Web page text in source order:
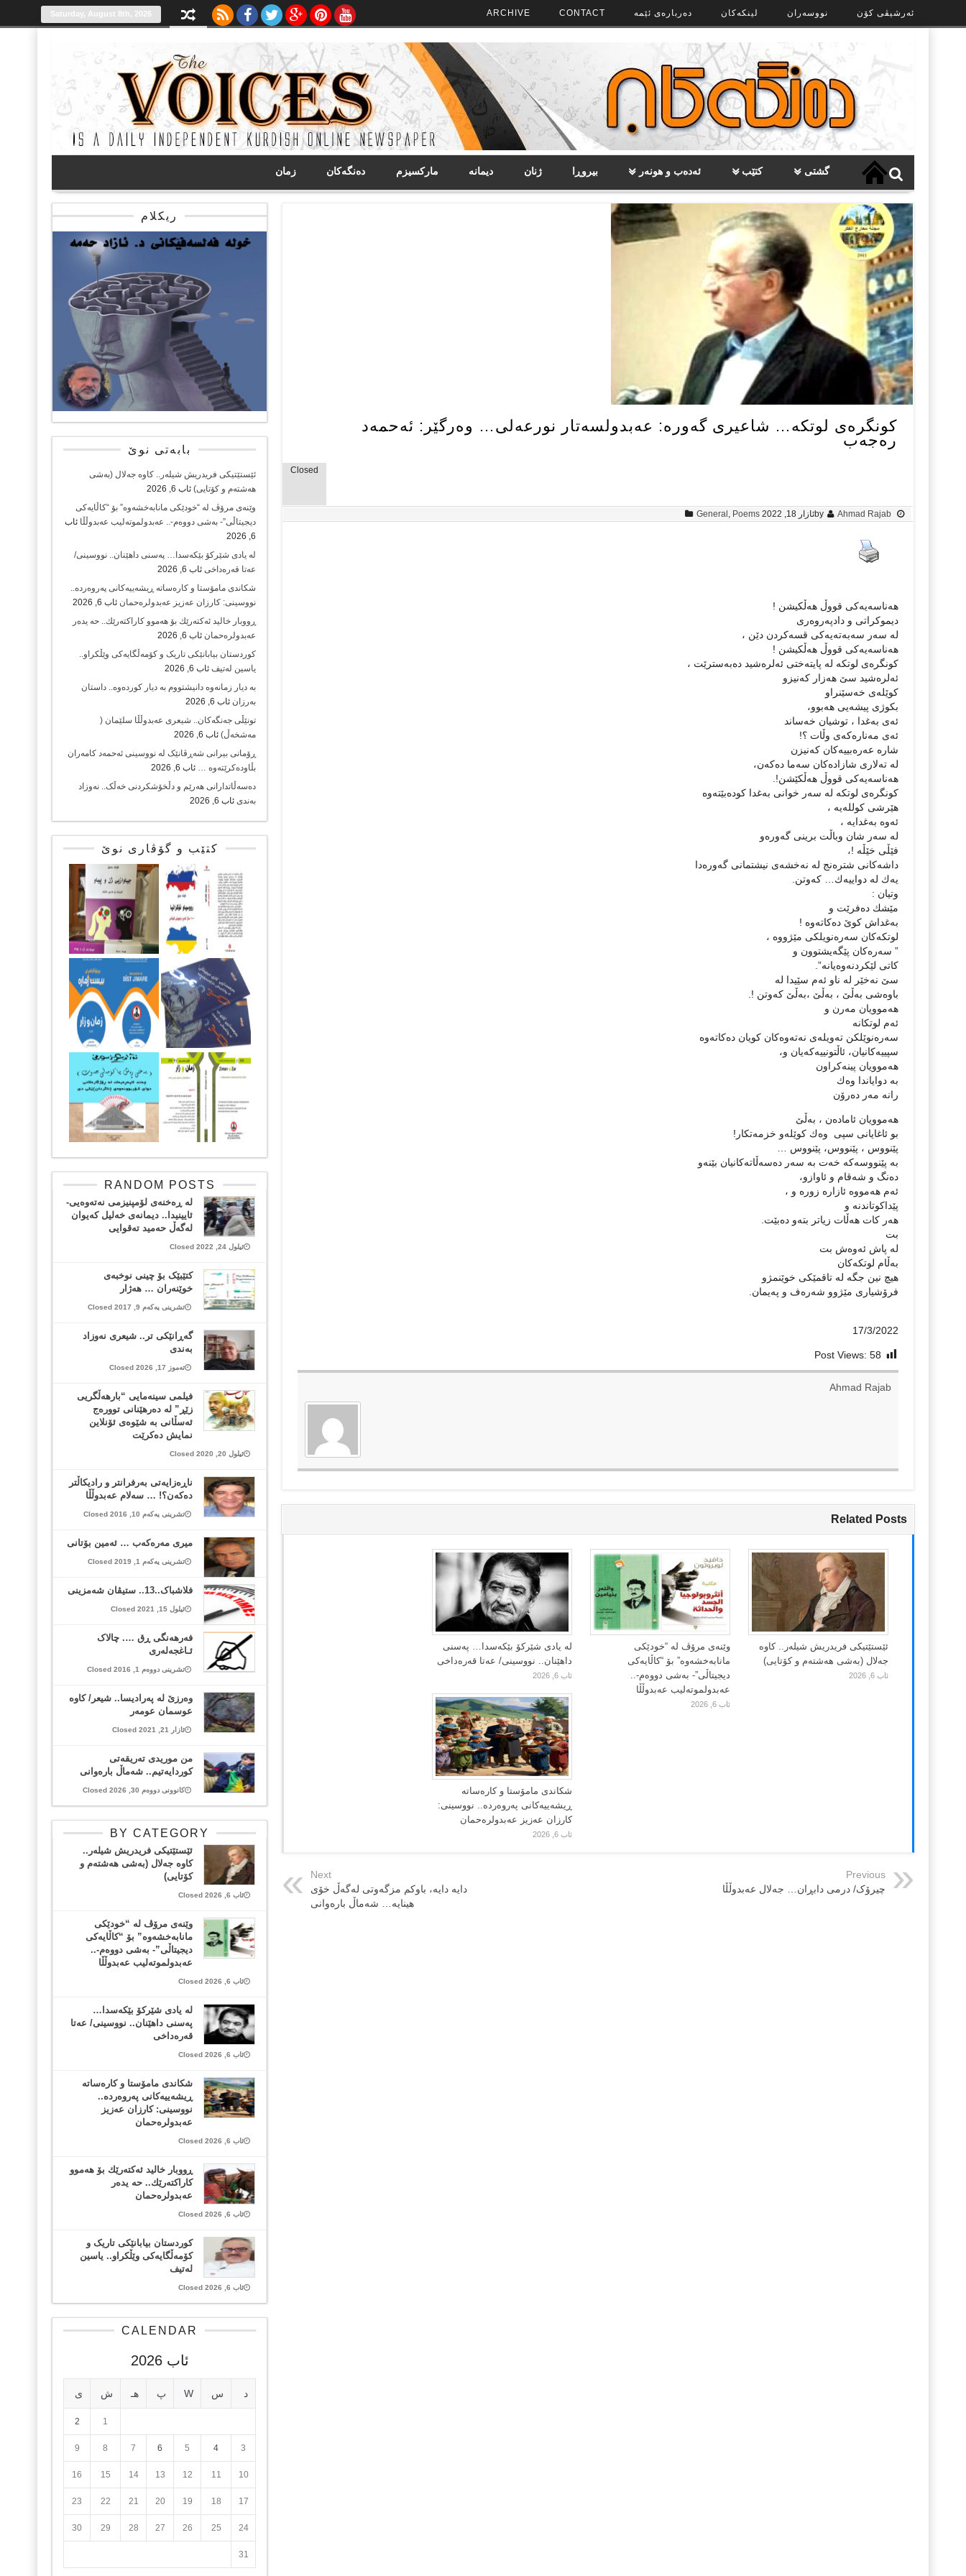
ئەرشیڤی کۆن نووسەران لینکەکان دەربارەی ئێمە CONTACT
ARCHIVE
Saturday, August 8th, 2026
گشتی کتێب ئەدەب و هونەر بیروڕا ژنان دیمانە مارکسیزم دەنگەکان زمان
كونگره‌ی لوتكه‌… شاعیری گه‌وره‌: عه‌بدولسه‌تار نورعه‌لی… وەرگێر: ئه‌حمه‌د
ره‌جه‌ب
Closed
by Ahmad Rajab ئازار 18, 2022 General , Poems
هه‌ناسه‌یه‌كی قووڵ هه‌ڵكیشن !
دیموكراتی و دادپه‌روه‌ری
له‌ سه‌ر سه‌به‌ته‌یه‌كی قسه‌كردن دێن ،
هه‌ناسه‌یه‌كی قووڵ هه‌ڵكیشن !
كونگره‌ی لوتكه‌ له‌ پایته‌ختی ئه‌لره‌شید ده‌به‌سترێت ،
ئه‌لره‌شید سێ هه‌زار كه‌نیزو
كوێله‌ی خه‌سێنراو
بكوژی پیشه‌یی هه‌بوو،
ئه‌ی به‌غدا ، توشیان خه‌ساند
ئه‌ی مه‌ناره‌كه‌ی وڵات ؟!
شاره‌ عه‌ره‌بییه‌كان كه‌نیزن
له‌ ته‌لاری شازاده‌كان سه‌ما ده‌كه‌ن،
هه‌ناسه‌یه‌كی قووڵ هه‌ڵكێشن!.
كونگره‌ی لوتكه‌ له‌ سه‌ر خوانى به‌غدا كوده‌بێته‌وه‌
هێرشی كولله‌یه‌‌ ،
ئه‌وه‌ به‌غدایه‌ ،
له‌ سه‌ر شان وباڵت برینی گه‌وره‌و
فێڵی خێڵه‌ !،
داشه‌كانی شتره‌نج له‌ نه‌خشه‌ی نیشتمانی گه‌وره‌دا
یه‌ك له‌ دواییه‌ك… كه‌وتن.
وتیان :
مێشك ده‌فرێت و
به‌غداش كوێ ده‌كاته‌وه‌ !
لوتكه‌كان سه‌ره‌نویلكی مێژووه‌ ،
” سه‌ره‌كان پێگه‌یشتوون و
كاتی لێكردنه‌وه‌یانه‌”.
سێ نه‌خێر له‌ ناو ئه‌م سێیدا له
باوه‌شی به‌ڵێ ، به‌ڵێ ،به‌ڵێ كه‌وتن !.
هه‌موویان مه‌رن و
ئه‌م لوتكانه‌
سه‌ره‌نوێلكن ته‌ویله‌ی نه‌ته‌وه‌كان كویان ده‌كاته‌وه‌
سپییه‌كانیان، ئاڵتونییه‌كه‌یان و،
هه‌موویان پینه‌كراون
به‌ دوایاندا وه‌ك
رانه‌ مه‌ر ده‌رۆن
هه‌موویان ئاماده‌ن ، به‌ڵێ
بو ئاغایانی سپی ‌ وه‌ك كوێله‌و خزمه‌تكار!
پێنووس ، پێنووس، پێنووس …
به‌ پێنووسه‌كه‌ خه‌ت به‌ سه‌ر ده‌سه‌ڵاته‌كانیان بێنه‌و
ده‌نگ و شه‌قام و ئاوازو،
ئه‌م هه‌مووه‌ ئازاره‌ زوره‌ و ،
پێداكوتاندنه‌ و
هه‌ر كات هه‌ڵات زیاتر بته‌و ده‌بێت.
بت
له‌ پاش ئه‌وه‌ش بت
به‌ڵام لوتكه‌كان
هیچ نین‌ جگه‌ له‌ تاقمێكی خوێنمژو
فرۆشیاری مێژوو شه‌ره‌ف و په‌یمان.
17/3/2022
Post Views: 58
Ahmad Rajab
Related Posts
ئێستێتیکی فریدریش شیلەر.. کاوە
جەلال (بەشی هەشتەم و کۆتایی)
ئاب 6, 2026
وێنەی مرۆڤ لە “خودێکی
مانابەخشەوە” بۆ “کاڵایەکی
دیجیتاڵی”- بەشی دووەم-..
عەبدولموتەلیب عەبدوڵڵا
ئاب 6, 2026
لە یادی شێرکۆ بێکەسدا… پەسنی
داهێنان.. نووسینی/ عەتا قەرەداخی
ئاب 6, 2026
شکاندی مامۆستا و کارەساتە
ڕیشەییەکانی پەروەردە.. نووسینی:
کارزان عەزیز عەبدولرەحمان
ئاب 6, 2026
Previous
چیرۆک/ درمی دابڕان… جەلال عەبدوڵڵا
Next
دایە دایە، باوکم مزگەوتی لەگەڵ خۆی
هینایە… شەماڵ بارەوانی
ریکلام
بابەتی نوێ
ئێستێتیکی فریدریش شیلەر.. کاوە جەلال (بەشی
هەشتەم و کۆتایی) ئاب 6, 2026
وێنەی مرۆڤ لە “خودێکی مانابەخشەوە” بۆ “کاڵایەکی
دیجیتاڵی”- بەشی دووەم-.. عەبدولموتەلیب عەبدوڵڵا ئاب
6, 2026
لە یادی شێرکۆ بێکەسدا… پەسنی داهێنان.. نووسینی/
عەتا قەرەداخی ئاب 6, 2026
شکاندی مامۆستا و کارەساتە ڕیشەییەکانی پەروەردە..
نووسینی: کارزان عەزیز عەبدولرەحمان ئاب 6, 2026
ڕووبار خالید ئەكتەرێك بۆ هەموو كاراكتەرێك.. حه یدەر
عەبدولرەحمان ئاب 6, 2026
کوردستان بیابانێکی تاریک و کۆمەڵگایەکی وێڵکراو..
یاسین لەتیف ئاب 6, 2026
بە دیار زمانەوە دانیشتووم بە دیار کوردەوە.. داستان
بەرزان ئاب 6, 2026
تونێڵی جەنگەکان.. شیعری عەبدوڵڵا سلێمان (
مەشخەڵ) ئاب 6, 2026
ڕۆمانی بیرانی شەڕڤانێک لە نووسینی ئەحمەد کامەران
بڵاودەکرێتەوە … ئاب 6, 2026
دەسەڵاتدارانی هەرێم و دڵخۆشکردنی خەڵک.. نەوزاد
بەندی ئاب 6, 2026
کتێب و گۆڤاری نوێ
RANDOM POSTS
لە ڕەخنەی لۆمپنیزمی نەتەوەیی-
ئایینیدا.. دیمانەی خەلیل کەیوان
لەگەڵ حەمید تەقوایی
ئیلول 24, 2022 Closed
کتێبێک بۆ چینی نوخبەی
خوێنەران … هەژار
تشرینی یەکەم 9, 2017 Closed
گەڕانێکی تر.. شیعری نەوزاد
بەندی
تەموز 17, 2026 Closed
فیلمی سینەمایی “بارهەڵگریی
زێڕ” لە دەرهێنانی توورەج
ئەسڵانی بە شێوەی ئۆنلاین
نمایش دەکرێت
ئیلول 20, 2020 Closed
ناڕەزایەتی بەرفرانتر و رادیكاڵتر
دەكەن؟! … سەلام عەبدوڵڵا
تشرینی یەکەم 10, 2016 Closed
میری مه‌ره‌كه‌ب … ئه‌مین بۆتانی
تشرینی یەکەم 1, 2019 Closed
فلاشباک..13.. ستیڤان شەمزینی
ئیلول 15, 2021 Closed
فەرھەنگی ڕق …. چالاک
ئـاغجەلەری
تشرینی دووەم 1, 2016 Closed
وەرزێ لە پەرادیسا.. شیعر/ کاوە
عوسمان عومەر
ئازار 21, 2021 Closed
من موریدی تەریقەتی
کوردایەتیم.. شەماڵ بارەوانی
کانوونی دووەم 30, 2026 Closed
BY CATEGORY
ئێستێتیکی فریدریش شیلەر..
کاوە جەلال (بەشی هەشتەم و
کۆتایی)
ئاب 6, 2026 Closed
وێنەی مرۆڤ لە “خودێکی
مانابەخشەوە” بۆ “کاڵایەکی
دیجیتاڵی”- بەشی دووەم-..
عەبدولموتەلیب عەبدوڵڵا
ئاب 6, 2026 Closed
لە یادی شێرکۆ بێکەسدا…
پەسنی داهێنان.. نووسینی/ عەتا
قەرەداخی
ئاب 6, 2026 Closed
شکاندی مامۆستا و کارەساتە
ڕیشەییەکانی پەروەردە..
نووسینی: کارزان عەزیز
عەبدولرەحمان
ئاب 6, 2026 Closed
ڕووبار خالید ئەكتەرێك بۆ هەموو
كاراكتەرێك.. حه یدەر
عەبدولرەحمان
ئاب 6, 2026 Closed
کوردستان بیابانێکی تاریک و
کۆمەڵگایەکی وێڵکراو.. یاسین
لەتیف
ئاب 6, 2026 Closed
CALENDAR
ئاب 2026
د س W پ هـ ش ی
1
2
3
4
5
6
7
8
9
10
11
12
13
14
15
16
17
18
19
20
21
22
23
24
25
26
27
28
29
30
31